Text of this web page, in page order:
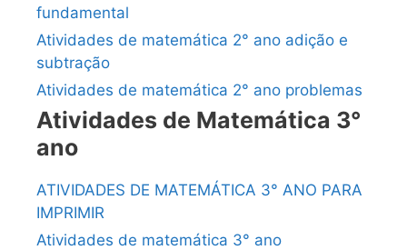
fundamental
Atividades de matemática 2° ano adição e
subtração
Atividades de matemática 2° ano problemas
Atividades de Matemática 3°
ano
ATIVIDADES DE MATEMÁTICA 3° ANO PARA
IMPRIMIR
Atividades de matemática 3° ano